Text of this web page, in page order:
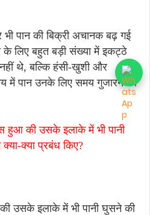
पान की बिक्री अचानक बढ़ गई
के लिए बहुत बड़ी संख्या में इकट्ठे
थे, बल्कि हंसी-खुशी और
पान उनके लिए समय गुजारने का
की उसके इलाके में भी पानी
क्या प्रबंध किए?
उसके इलाके में भी पानी घुसने की